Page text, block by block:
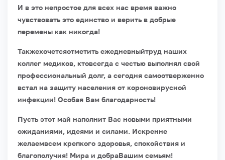
И в это непростое для всех нас время важно
чувствовать это единство и верить в добрые
перемены как никогда!
Такжехочетсяотметить ежедневныйтруд наших
коллег медиков, ктовсегда с честью выполнял свой
профессиональный долг, а сегодня самоотверженно
встал на защиту населения от короновирусной
инфекции! Особая Вам благодарность!
Пусть этот май наполнит Вас новыми приятными
ожиданиями, идеями и силами. Искренне
желаемвсем крепкого здоровья, спокойствия и
благополучия! Мира и добраВашим семьям!